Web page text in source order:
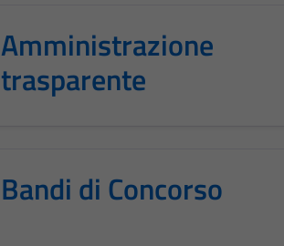
Amministrazione
trasparente
Bandi di Concorso